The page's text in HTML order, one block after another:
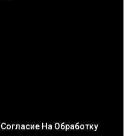
На Обработку